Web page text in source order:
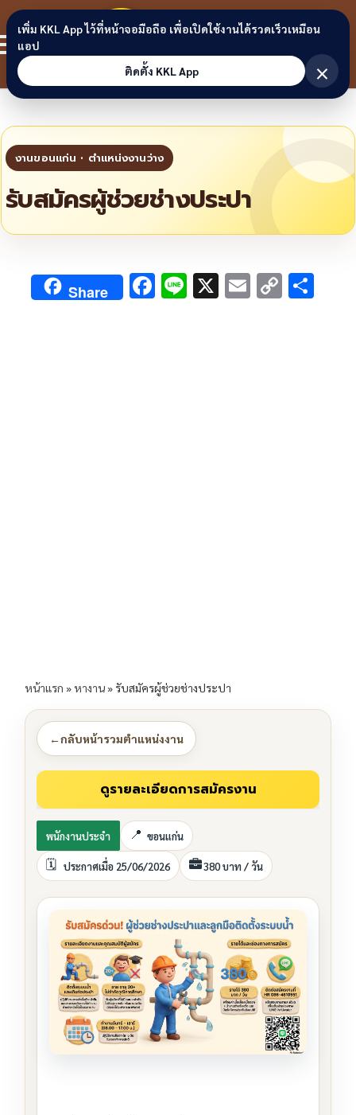
Skip to content
ขอนแก่น
ลิงก์
รับสมัครผู้ช่วยช่างประปา
Share F Li X E C
หน้าแรก »หางาน» รับสมัครผู้ช่วยช่างประปา
←กลับหน้ารวมตำแหน่งงาน
พนักงานประจำ ขอนแก่น
ประกาศเมื่อ 25/06/2026 380 บาท / วัน
เพิ่ม KKL App ไว้ที่หน้าจอมือถือ เพื่อเปิดใช้งานได้รวดเร็วเหมือน
แอป
ติดตั้ง KKL App
×